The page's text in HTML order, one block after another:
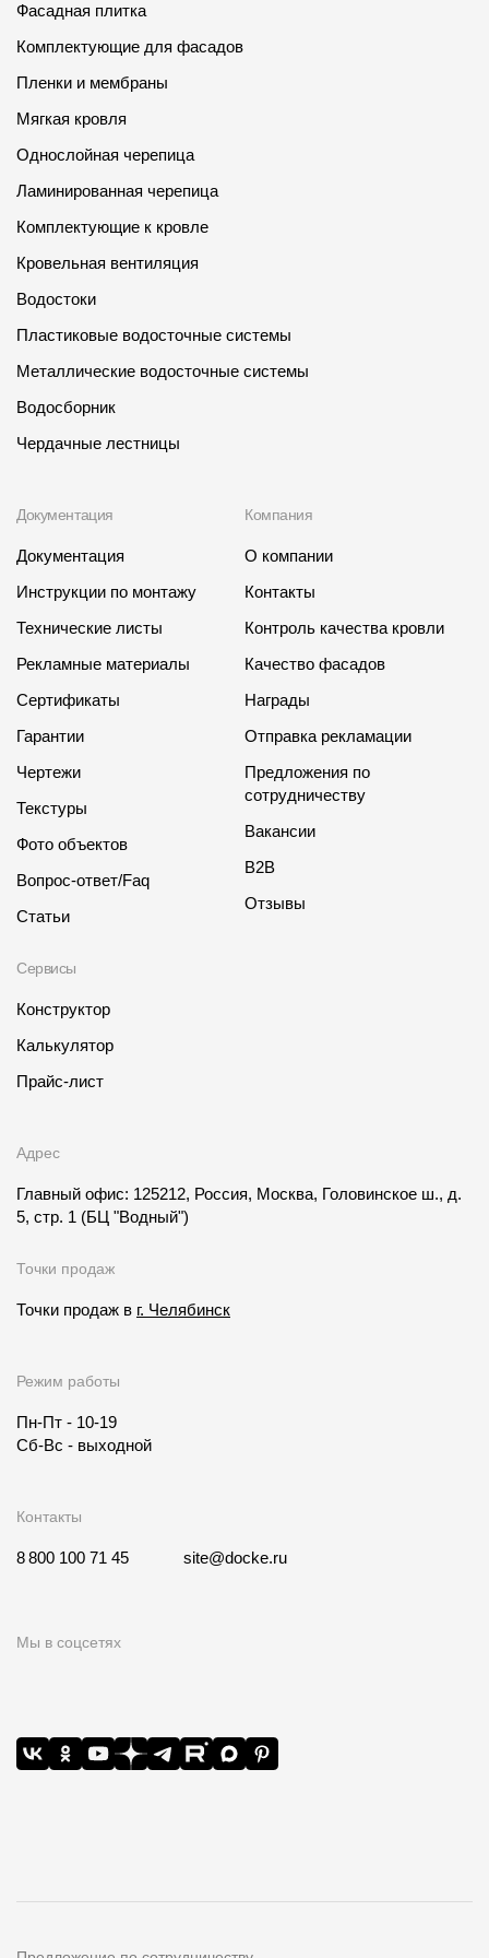
Фасадная плитка
Комплектующие для фасадов
Пленки и мембраны
Мягкая кровля
Однослойная черепица
Ламинированная черепица
Комплектующие к кровле
Кровельная вентиляция
Водостоки
Пластиковые водосточные системы
Металлические водосточные системы
Водосборник
Чердачные лестницы
Документация
Документация
Инструкции по монтажу
Технические листы
Рекламные материалы
Сертификаты
Гарантии
Чертежи
Текстуры
Фото объектов
Вопрос-ответ/Faq
Статьи
Сервисы
Конструктор
Калькулятор
Прайс-лист
Компания
О компании
Контакты
Контроль качества кровли
Качество фасадов
Награды
Отправка рекламации
Предложения по
сотрудничеству
Вакансии
B2B
Отзывы
Адрес
Главный офис: 125212, Россия, Москва, Головинское ш., д.
5, стр. 1 (БЦ "Водный")
Точки продаж
Точки продаж в г. Челябинск
Режим работы
Пн-Пт - 10-19
Сб-Вс - выходной
Контакты
8 800 100 71 45 site@docke.ru
Мы в соцсетях